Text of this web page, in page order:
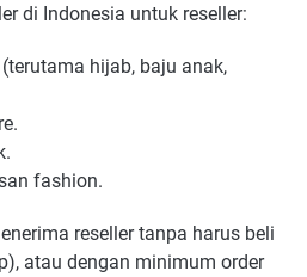
di Indonesia untuk reseller:
hijab, baju anak,
fashion.
reseller tanpa harus beli
atau dengan minimum order